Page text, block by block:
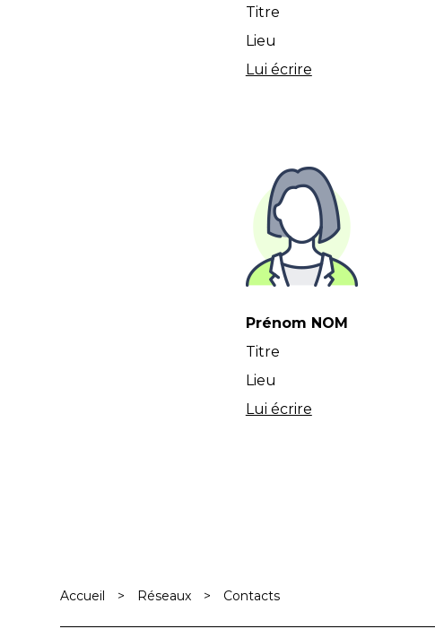
Titre
Lieu
Lui écrire
Prénom NOM
Titre
Lieu
Lui écrire
Accueil > Réseaux > Contacts